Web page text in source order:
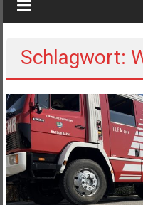
Schlagwort: